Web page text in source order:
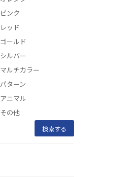
ピンク
レッド
ゴールド
シルバー
マルチカラー
パターン
アニマル
その他